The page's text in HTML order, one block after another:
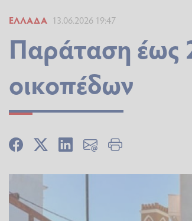
ΕΛΛΆΔΑ 13.06.2026 19:47
Παράταση έως
οικοπέδων